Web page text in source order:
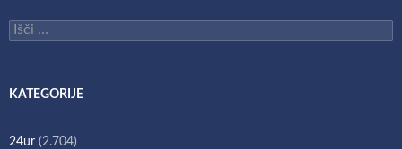
Išči:
KATEGORIJE
24ur (2.704)